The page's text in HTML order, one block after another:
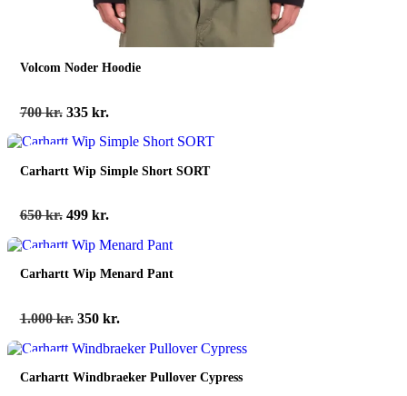
Volcom Noder Hoodie
700kr. Den
pris
var:
335 kr.Den
pris
er:
Carhartt Wip Simple Short SORT
650kr. Den
pris
var:
499 kr.Den
pris
er:
Carhartt Wip Menard Pant
1.000kr. Den
pris
var:
350 kr.Den
pris
er:
Carhartt Windbraeker Pullover Cypress